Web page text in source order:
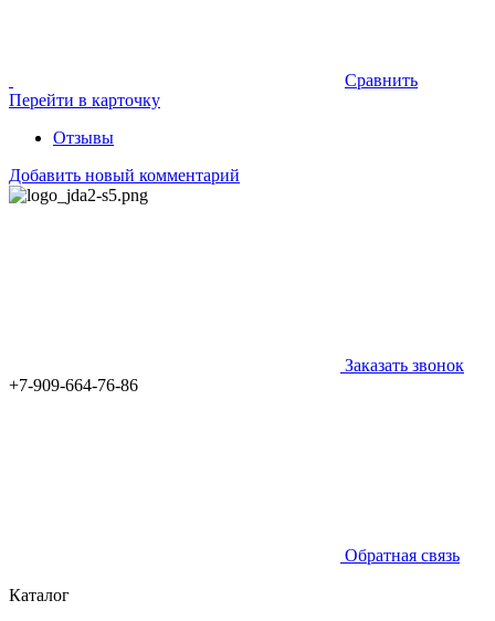
Сравнить
Перейти в карточку
Отзывы
Добавить новый комментарий
Заказать звонок
+7-909-664-76-86
Обратная связь
Каталог